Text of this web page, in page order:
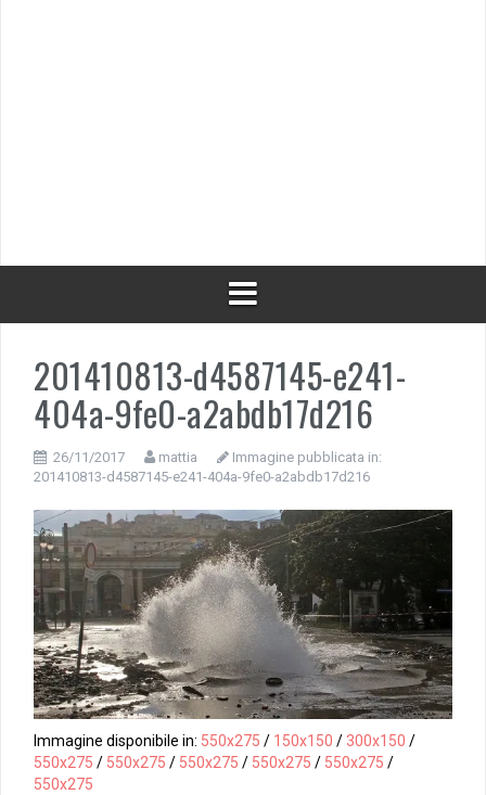
201410813-d4587145-e241-
404a-9fe0-a2abdb17d216
26/11/2017 mattia
Immagine pubblicata in:
201410813-d4587145-e241-404a-9fe0-a2abdb17d216
Immagine disponibile in: 550x275 / 150x150 / 300x150 /
550x275 / 550x275 / 550x275 / 550x275 / 550x275 /
550x275